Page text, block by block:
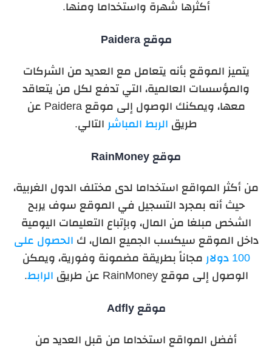
أكثرها شهرة واستخداما ومنها.
موقع Paidera
يتميز الموقع بأنه يتعامل مع العديد من الشركات
والمؤسسات العالمية، التي تدفع لكل من يتعاقد
معها، ويمكنك الوصول إلى موقع Paidera عن
طريق الربط المباشر التالي.
موقع RainMoney
من أكثر المواقع استخداما لدى مختلف الدول الغربية،
حيث أنه بمجرد التسجيل في الموقع سوف يربح
الشخص مبلغا من المال، وبإتباع التعليمات اليومية
داخل الموقع سيكسب الجميع المال، ك الحصول على
100 دولار
مجاناً بطريقة مضمونة وفورية، ويمكن
الوصول إلى موقع RainMoney عن طريق
الرابط.
موقع Adfly
أفضل المواقع استخداما من قبل العديد من